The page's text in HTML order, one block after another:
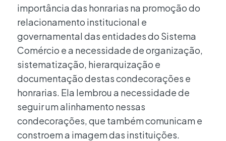
importância das honrarias na promoção do
relacionamento institucional e
governamental das entidades do Sistema
Comércio e a necessidade de organização,
sistematização, hierarquização e
documentação destas condecorações e
honrarias. Ela lembrou a necessidade de
seguir um alinhamento nessas
condecorações, que também comunicam e
constroem a imagem das instituições.